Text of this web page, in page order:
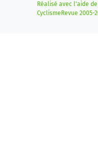
Réalisé avec l'aide de
CyclismeRevue 2005-